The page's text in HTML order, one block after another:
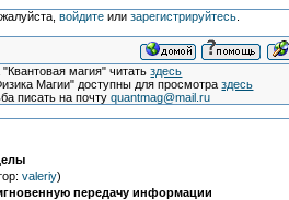
войдитеили зарегистрируйтесь.
магия" читатьздесь
Магии" доступны для просмотраздесь
писать на почтуquantmag@mail.ru
valeriy)
передачу информации